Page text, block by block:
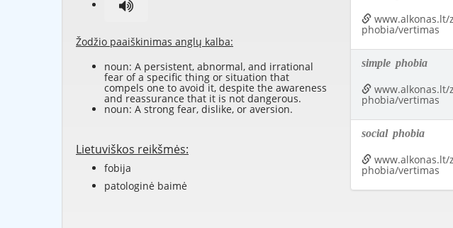
Žodžio paaiškinimas anglų kalba:
noun: A persistent, abnormal, and irrational
fear of a specific thing or situation that
compels one to avoid it, despite the awareness
and reassurance that it is not dangerous.
noun: A strong fear, dislike, or aversion.
Lietuviškos reikšmės:
fobija
patologinė baimė
www.alkonas.lt/
phobia/vertimas
simple phobia
www.alkonas.lt/
phobia/vertimas
social phobia
www.alkonas.lt/
phobia/vertimas